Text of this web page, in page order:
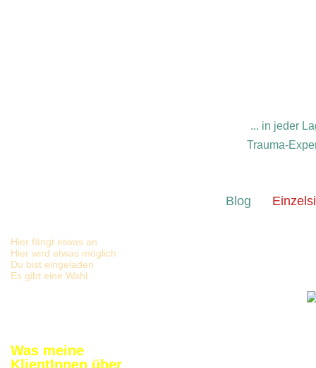
... in jeder
Trauma-
Blog
Hier fängt etwas an
Hier wird etwas möglich
Du bist eingeladen
Es gibt eine Wahl
Was meine
KlientInnen über